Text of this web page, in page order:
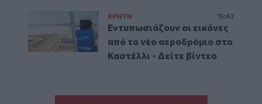
ΚΡΗΤΗ 15:43
Εντυπωσιάζουν οι εικόνες
από το νέο αεροδρόμιο στο
Καστέλλι - Δείτε βίντεο